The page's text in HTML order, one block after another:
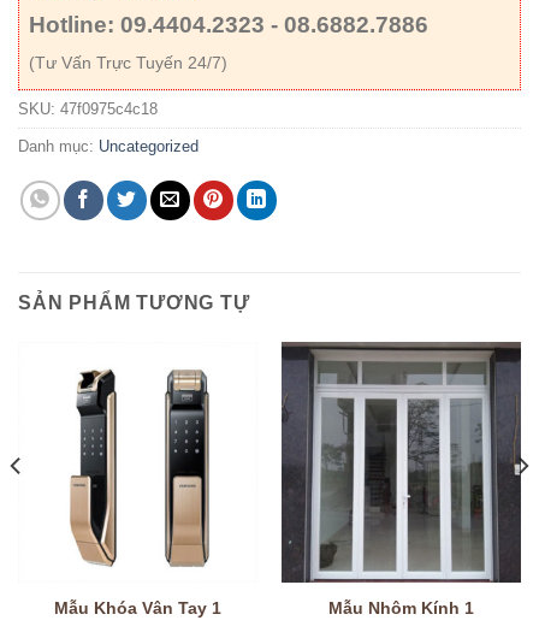
Hotline: 09.4404.2323 - 08.6882.7886
(Tư Vấn Trực Tuyến 24/7)
SKU: 47f0975c4c18
Danh mục: Uncategorized
SẢN PHẨM TƯƠNG TỰ
Mẫu Khóa Vân Tay 1 Mẫu Nhôm Kính 1